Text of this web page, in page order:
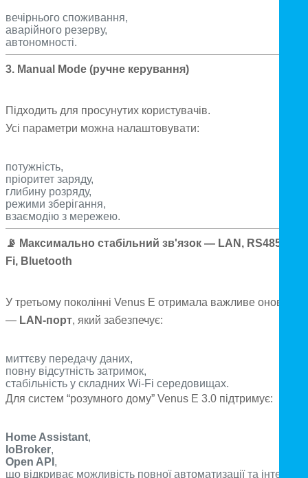
вечірнього споживання,
аварійного резерву,
автономності.
3. Manual Mode (ручне керування)
Підходить для просунутих користувачів.
Усі параметри можна налаштовувати:
потужність,
пріоритет заряду,
глибину розряду,
режими зберігання,
взаємодію з мережею.
📡 Максимально стабільний зв'язок — LAN, RS485, Wi-
Fi, Bluetooth
У третьому поколінні Venus E отримала важливе
— LAN-порт, який забезпечує:
миттєву передачу даних,
повну відсутність затримок,
стабільність у складних Wi-Fi середовищах.
Для систем “розумного дому” Venus E 3.0 підтримує:
Home Assistant,
IoBroker,
Open API ,
що відкриває можливість повної автоматизації та